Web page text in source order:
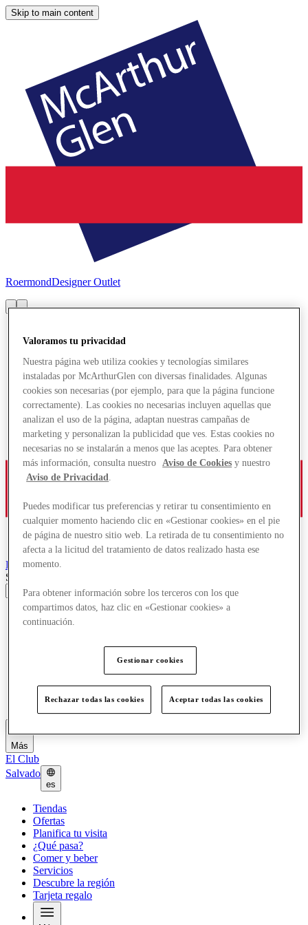
Skip to main content
RoermondDesigner Outlet
RoermondDesigner Outlet
Search input
Tiendas
Ofertas
Descubre la región
Tarjeta regalo
Más
El Club
Salvado
es
Tiendas
Ofertas
Planifica tu visita
¿Qué pasa?
Comer y beber
Servicios
Descubre la región
Tarjeta regalo
Valoramos tu privacidad
Nuestra página web utiliza cookies y tecnologías similares
instaladas por McArthurGlen con diversas finalidades. Algunas
cookies son necesarias (por ejemplo, para que la página funcione
correctamente). Las cookies no necesarias incluyen aquellas que
analizan el uso de la página, adaptan nuestras campañas de
marketing y personalizan la publicidad que ves. Estas cookies no
necesarias no se instalarán a menos que las aceptes. Para obtener
más información, consulta nuestro
Aviso de Cookies y nuestro
Aviso de Privacidad.
Puedes modificar tus preferencias y retirar tu consentimiento en
cualquier momento haciendo clic en «Gestionar cookies» en el pie
de página de nuestro sitio web. La retirada de tu consentimiento no
afecta a la licitud del tratamiento de datos realizado hasta ese
momento.
Para obtener información sobre los terceros con los que
compartimos datos, haz clic en «Gestionar cookies» a
continuación.
Gestionar cookies
Rechazar todas las cookies Aceptar todas las cookies